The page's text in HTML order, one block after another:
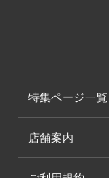
特集ページ一覧
店舗案内